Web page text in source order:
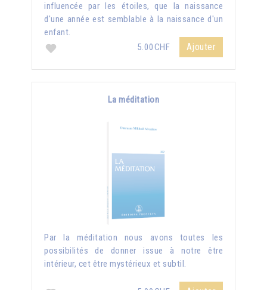
influencée par les étoiles, que la naissance
d'une année est semblable à la naissance d'un
enfant.
5.00CHF
Ajouter
La méditation
Par la méditation nous avons toutes les
possibilités de donner issue à notre être
intérieur, cet être mystérieux et subtil.